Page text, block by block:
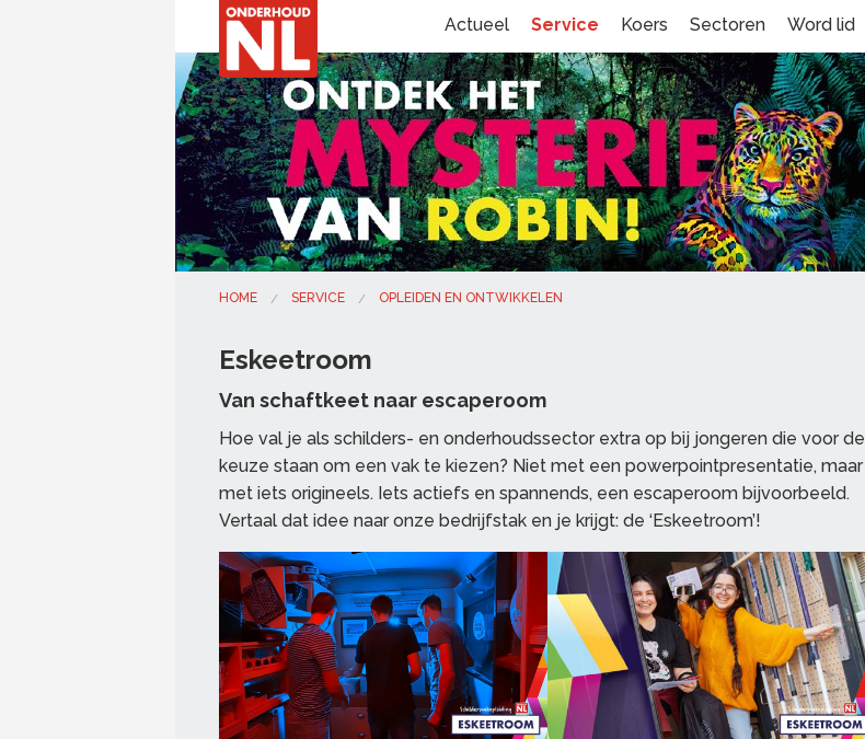
Actueel Service Koers Sectoren Word lid
HOME SERVICE OPLEIDEN EN ONTWIKKELEN
Eskeetroom
Van schaftkeet naar escaperoom
Hoe val je als schilders- en onderhoudssector extra op bij jongeren die voor de
keuze staan om een vak te kiezen? Niet met een powerpointpresentatie, maar
met iets origineels. Iets actiefs en spannends, een escaperoom bijvoorbeeld.
Vertaal dat idee naar onze bedrijfstak en je krijgt: de ‘Eskeetroom’!